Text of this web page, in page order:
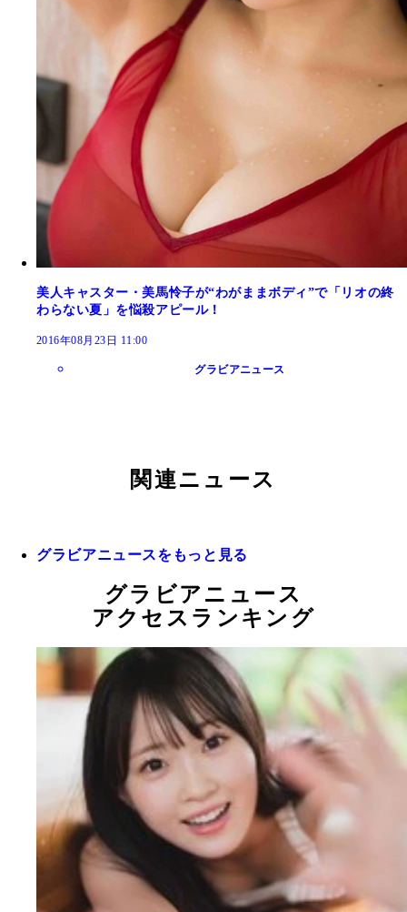
美人キャスター・美馬怜子が“わがままボディ”で「リオの終
わらない夏」を悩殺アピール！
2016年08月23日 11:00
グラビアニュース
関連ニュース
グラビアニュースをもっと見る
グラビアニュース
アクセスランキング